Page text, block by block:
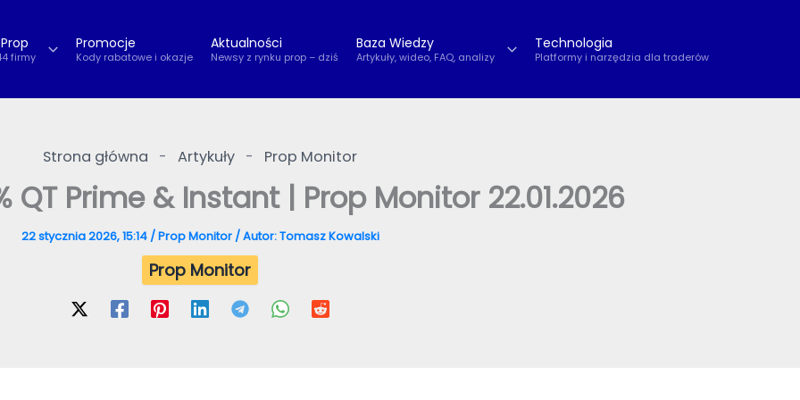
firmy
Promocje
Kody rabatowe i okazje
Aktualności
Newsy z rynku prop – dziś
Baza Wiedzy
Artykuły, wideo, FAQ, analizy
Technologia
Platformy i narzędzia dla traderów
Strona główna - Artykuły - Prop Monitor
QT Prime & Instant | Prop Monitor 22.01.2026
22 stycznia 2026, 15:14 /Prop Monitor/ Autor:Tomasz Kowalski
Prop Monitor